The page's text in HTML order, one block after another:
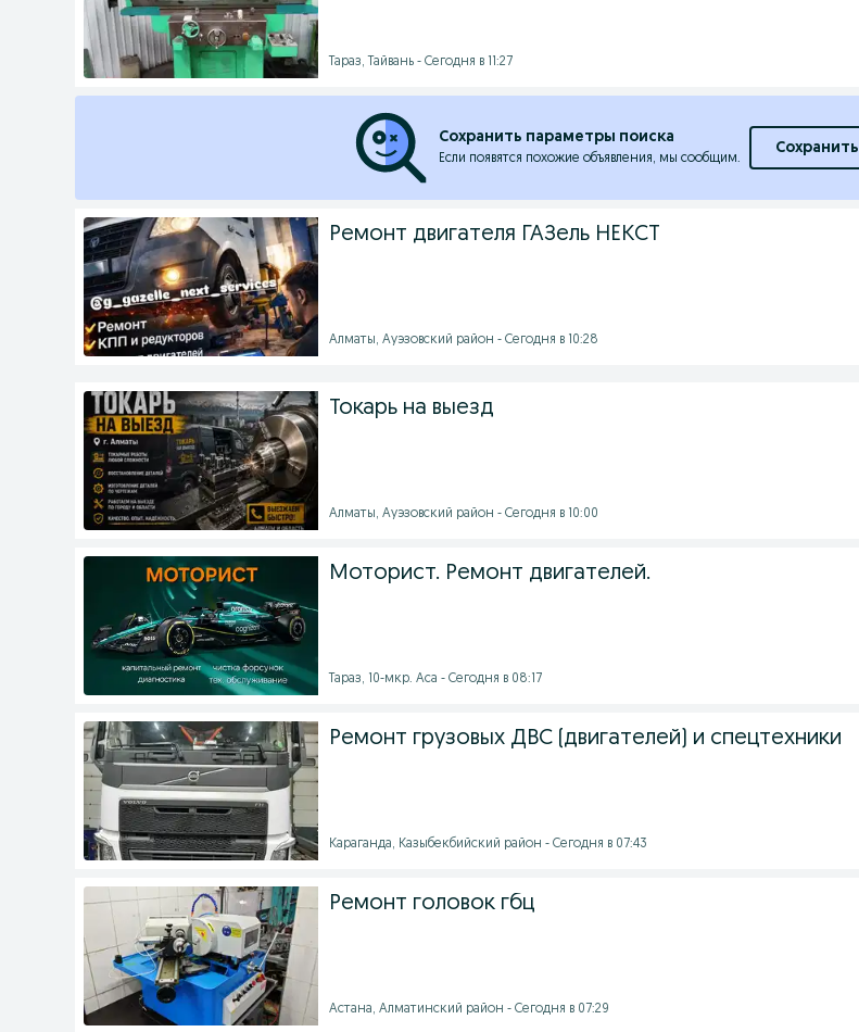
Тараз, Тайвань - Сегодня в 11:27
Сохранить параметры поиска
Если появятся похожие объявления, мы сообщим.
Сохранить
Ремонт двигателя ГАЗель НЕКСТ
Алматы, Ауэзовский район - Сегодня в 10:28
Токарь на выезд
Алматы, Ауэзовский район - Сегодня в 10:00
Моторист. Ремонт двигателей.
Тараз, 10-мкр. Аса - Сегодня в 08:17
Ремонт грузовых ДВС (двигателей) и спецтехники
Караганда, Казыбекбийский район - Сегодня в 07:43
Ремонт головок гбц
Астана, Алматинский район - Сегодня в 07:29